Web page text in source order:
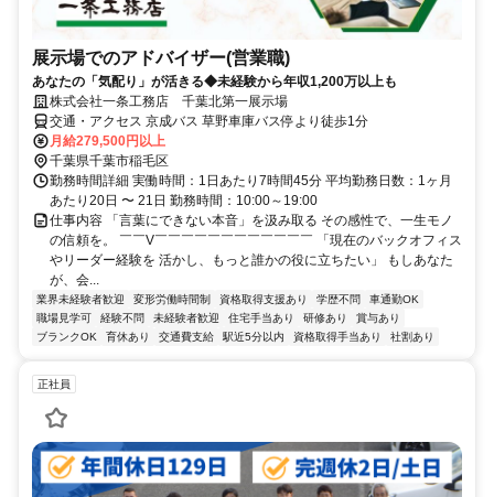
展示場でのアドバイザー(営業職)
あなたの「気配り」が活きる◆未経験から年収1,200万以上も
株式会社一条工務店 千葉北第一展示場
交通・アクセス 京成バス 草野車庫バス停より徒歩1分
月給279,500円以上
千葉県千葉市稲毛区
勤務時間詳細 実働時間：1日あたり7時間45分 平均勤務日数：1ヶ月
あたり20日 〜 21日 勤務時間：10:00～19:00
仕事内容 「言葉にできない本音」を汲み取る その感性で、一生モノ
の信頼を。 ￣￣V￣￣￣￣￣￣￣￣￣￣￣￣ 「現在のバックオフィス
やリーダー経験を 活かし、もっと誰かの役に立ちたい」 もしあなた
が、会...
業界未経験者歓迎 変形労働時間制 資格取得支援あり 学歴不問
車通勤OK
職場見学可
経験不問 未経験者歓迎 住宅手当あり 研修あり
賞与あり
ブランクOK
育休あり 交通費支給 駅近5分以内 資格取得手当あり 社割あり
正社員